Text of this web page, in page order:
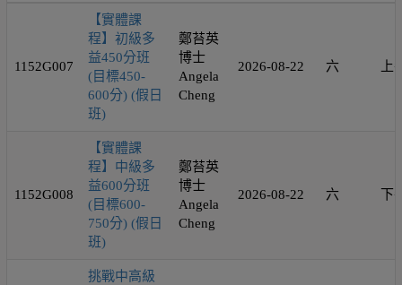
1152G007
【實體課
程】初級多
益450分班
(目標450-
600分) (假日
班)
鄭苔英
博士
Angela
Cheng
2026-08-22 六 上
1152G008
【實體課
程】中級多
益600分班
(目標600-
750分) (假日
班)
鄭苔英
博士
Angela
Cheng
2026-08-22 六 下
挑戰中高級